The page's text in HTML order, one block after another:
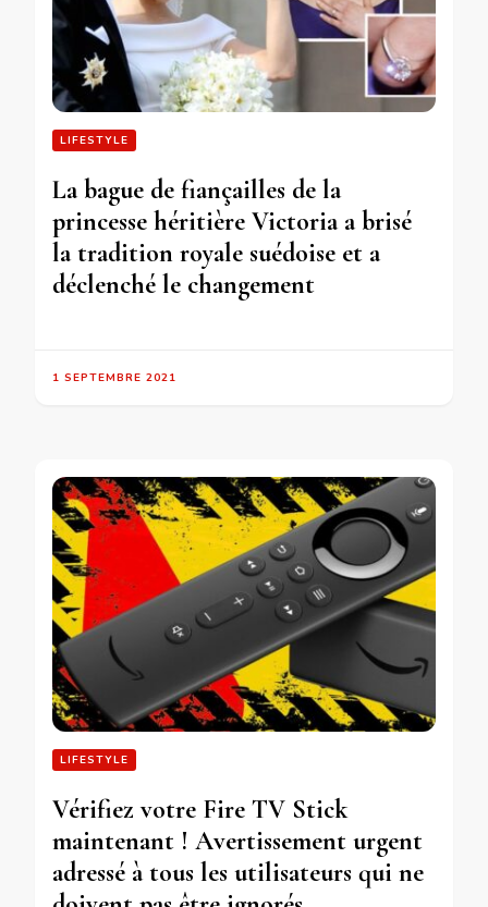
LIFESTYLE
La bague de fiançailles de la
princesse héritière Victoria a brisé
la tradition royale suédoise et a
déclenché le changement
1 SEPTEMBRE 2021
LIFESTYLE
Vérifiez votre Fire TV Stick
maintenant ! Avertissement urgent
adressé à tous les utilisateurs qui ne